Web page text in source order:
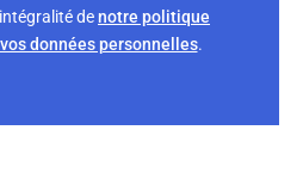
denotre politique
données personnelles.